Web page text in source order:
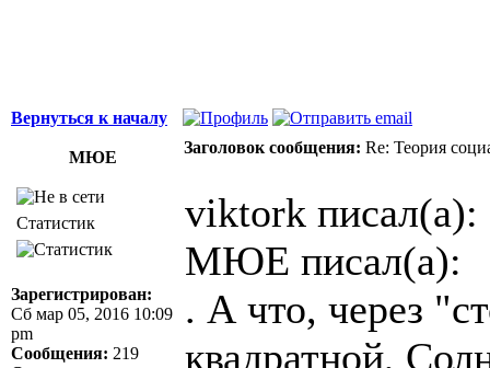
Вернуться к началу
МЮЕ
Заголовок сообщения: Re: Теория
Статистик
Зарегистрирован:
Сб мар 05, 2016 10:09
pm
Сообщения: 219
viktork писал(а):
МЮЕ писал(а):
. А что, через
квадратной,